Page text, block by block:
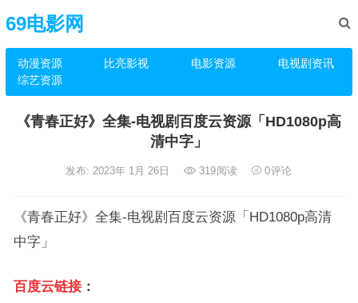
69电影网
动漫资源 比亮影视 电影资源
电视剧资讯
综艺资源
《青春正好》全集-电视剧百度云资源「HD1080p高
清中字」
发布: 2023年 1月 26日 319阅读 0评论
《青春正好》全集-电视剧百度云资源「HD1080p高清
中字」
百度云链接：